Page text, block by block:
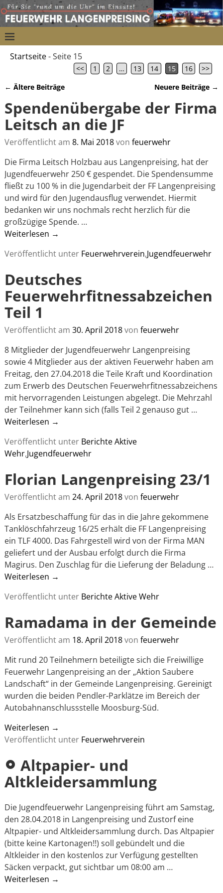
Startseite- Seite 15
<< 1 2 … 13 14 15 16 >>
← Ältere Beiträge Neuere Beiträge →
Spendenübergabe der Firma
Leitsch an die JF
Veröffentlicht am 8. Mai 2018von feuerwehr
Die Firma Leitsch Holzbau aus Langenpreising, hat der
Jugendfeuerwehr 250 € gespendet. Die Spendensumme
fließt zu 100 % in die Jugendarbeit der FF Langenpreising
und wird für den Jugendausflug verwendet. Hiermit
bedanken wir uns nochmals recht herzlich für die
großzügige Spende. …
Weiterlesen →
Veröffentlicht unter Feuerwehrverein,Jugendfeuerwehr
Deutsches
Feuerwehrfitnessabzeichen
Teil 1
Veröffentlicht am 30. April 2018von feuerwehr
8 Mitglieder der Jugendfeuerwehr Langenpreising
sowie 4 Mitglieder aus der aktiven Feuerwehr haben am
Freitag, den 27.04.2018 die Teile Kraft und Koordination
zum Erwerb des Deutschen Feuerwehrfitnessabzeichens
mit hervorragenden Leistungen abgelegt. Die Mehrzahl
der Teilnehmer kann sich (falls Teil 2 genauso gut …
Weiterlesen →
Veröffentlicht unter Berichte Aktive
Wehr,Jugendfeuerwehr
Florian Langenpreising 23/1
Veröffentlicht am 24. April 2018von feuerwehr
Als Ersatzbeschaffung für das in die Jahre gekommene
Tanklöschfahrzeug 16/25 erhält die FF Langenpreising
ein TLF 4000. Das Fahrgestell wird von der Firma MAN
geliefert und der Ausbau erfolgt durch die Firma
Magirus. Den Zuschlag für die Lieferung der Beladung …
Weiterlesen →
Veröffentlicht unter Berichte Aktive Wehr
Ramadama in der Gemeinde
Veröffentlicht am 18. April 2018von feuerwehr
Mit rund 20 Teilnehmern beteiligte sich die Freiwillige
Feuerwehr Langenpreising an der „Aktion Saubere
Landschaft“ in der Gemeinde Langenpreising. Gereinigt
wurden die beiden Pendler-Parklätze im Bereich der
Autobahnanschlussstelle Moosburg-Süd.
Weiterlesen →
Veröffentlicht unter Feuerwehrverein
Altpapier- und
Altkleidersammlung
Die Jugendfeuerwehr Langenpreising führt am Samstag,
den 28.04.2018 in Langenpreising und Zustorf eine
Altpapier- und Altkleidersammlung durch. Das Altpapier
(bitte keine Kartonagen!!) soll gebündelt und die
Altkleider in den kostenlos zur Verfügung gestellten
Säcken verpackt, gut sichtbar um 08:00 am …
Weiterlesen →